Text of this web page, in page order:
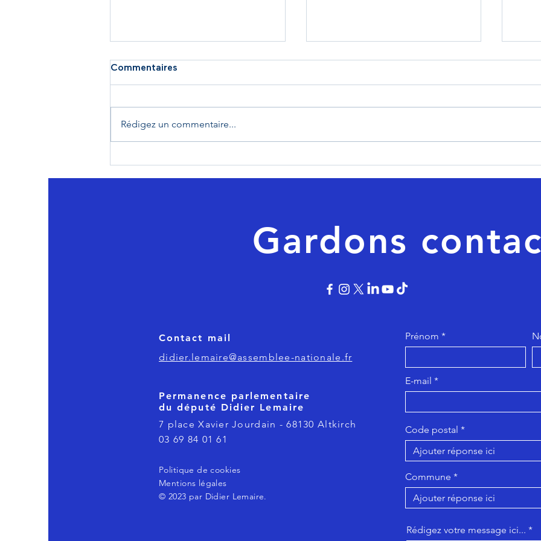
Commentaires
Rédigez un commentaire...
Gardons
Contact mail
didier.lemaire@assemblee-nationale.fr
Permanence parlementaire
du député Didier Lemaire
7 place Xavier Jourdain - 68130 Altkirch
03 69 84 01 61
Politique de cookies
Mentions légales
© 2023 par Didier Lemaire.
Prénom
E-mail
Code postal
Commune
Rédigez votre message ici...